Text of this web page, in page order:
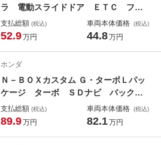
ラ 電動スライドドア ＥＴＣ フル
セグ Ｂｌｕｅｔｏｏｔｈ スマート
キー オートエアコン プッシュスタ
ベライザー
支払総額 (税込)
52.9万円
車両本体価格 (税込)
44.8万円
ホンダ
Ｎ－ＢＯＸカスタム Ｇ・ターボＬパッ
ケージ ターボ ＳＤナビ バックカ
メラ 衝突軽減 両側電動スライドド
ア ＥＴＣ フルセグ Ｂｌｕｅｔｏ
支払総額 (税込)
89.9万円
車両本体価格 (税込)
82.1万円